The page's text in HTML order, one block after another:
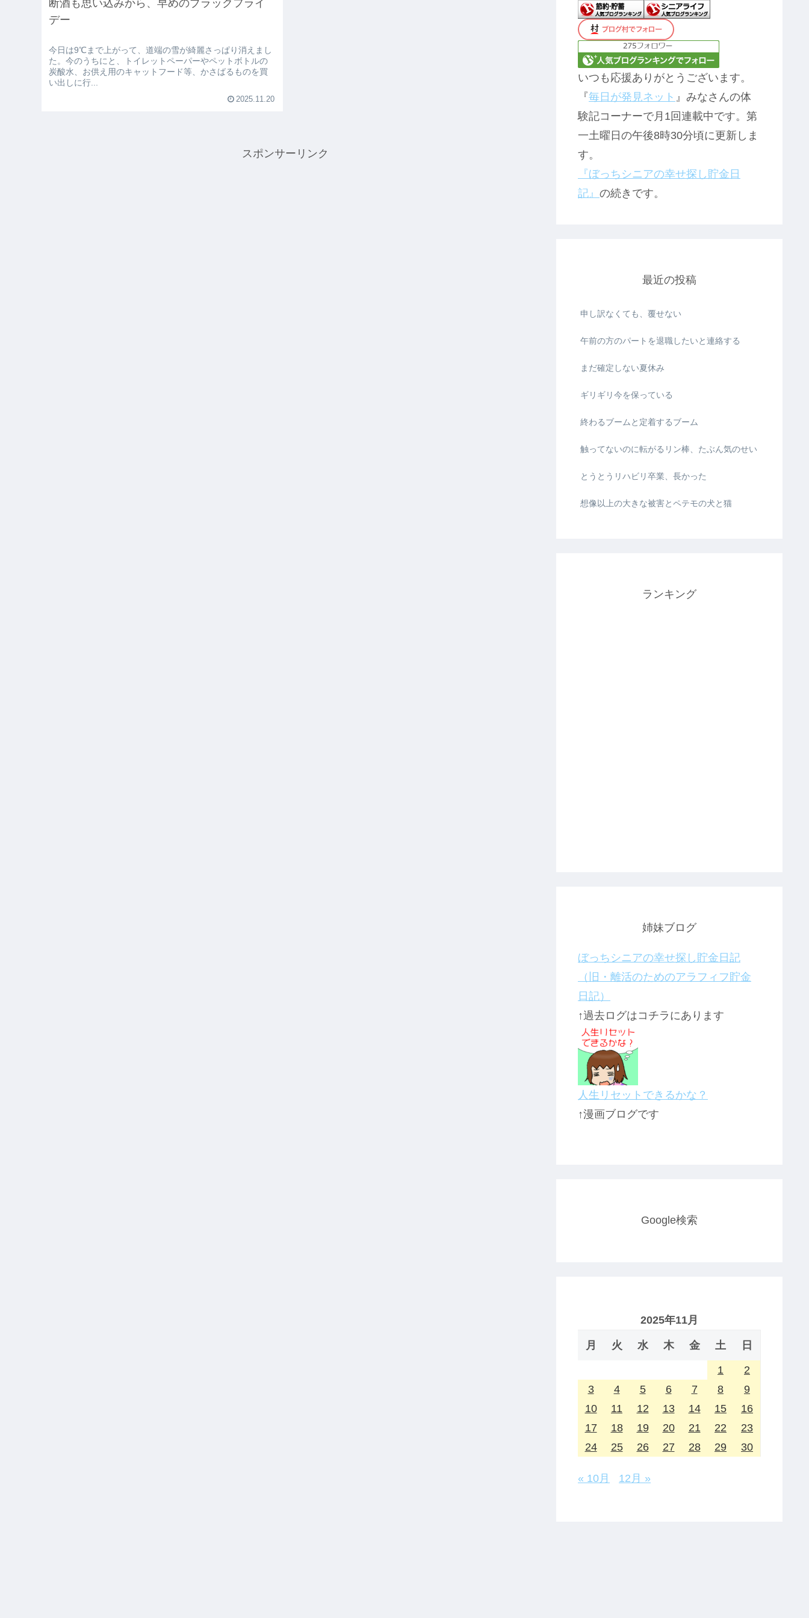
断酒も思い込みから、早めのブラックフライ
デー
今日は9℃まで上がって、道端の雪が綺麗さっぱり消えまし
た。今のうちにと、トイレットペーパーやペットボトルの
炭酸水、お供え用のキャットフード等、かさばるものを買
い出しに行...
2025.11.20
スポンサーリンク
いつも応援ありがとうございます。
『毎日が発見ネット 』みなさんの体
験記コーナーで月1回連載中です。第
一土曜日の午後8時30分頃に更新しま
す。
『ぼっちシニアの幸せ探し貯金日
記』 の続きです。
最近の投稿
申し訳なくても、覆せない
午前の方のパートを退職したいと連絡する
まだ確定しない夏休み
ギリギリ今を保っている
終わるブームと定着するブーム
触ってないのに転がるリン棒、たぶん気のせい
とうとうリハビリ卒業、長かった
想像以上の大きな被害とペテモの犬と猫
ランキング
姉妹ブログ
ぼっちシニアの幸せ探し貯金日記
（旧・離活のためのアラフィフ貯金
日記）
↑過去ログはコチラにあります
人生リセットできるかな？
↑漫画ブログです
Google検索
2025年11月
月 火 水 木 金 土 日
1
2
3
4 5 6 7 8
9
10
11 12 13 14 15
16
17
18 19 20 21 22
23
24
25 26 27 28 29 30
« 10月 12月 »